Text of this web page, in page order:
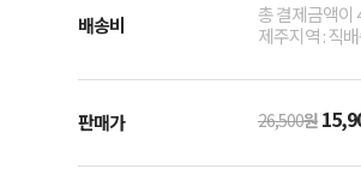
배송비
총 결제금액이
제주지역 : 직
판매가 26,500원